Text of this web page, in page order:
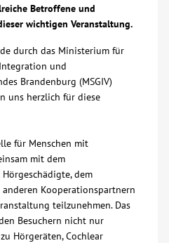
Betroffene und
wichtigen Veranstaltung.
durch das Ministerium für
und
Brandenburg (MSGIV)
uns herzlich für diese
für Menschen mit
mit dem
dem
Kooperationspartnern
teilzunehmen. Das
Besuchern nicht nur
Hörgeräten, Cochlear